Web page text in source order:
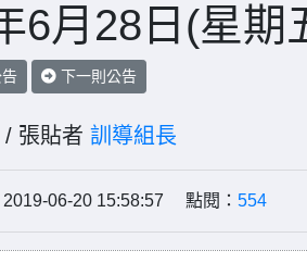
6月28日(星期
告 下一則公告
/ 張貼者 訓導組長
2019-06-20 15:58:57 點閱： 554